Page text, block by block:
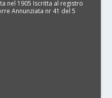
nel 1905 Iscritta al registro
Annunziata nr 41 del 5